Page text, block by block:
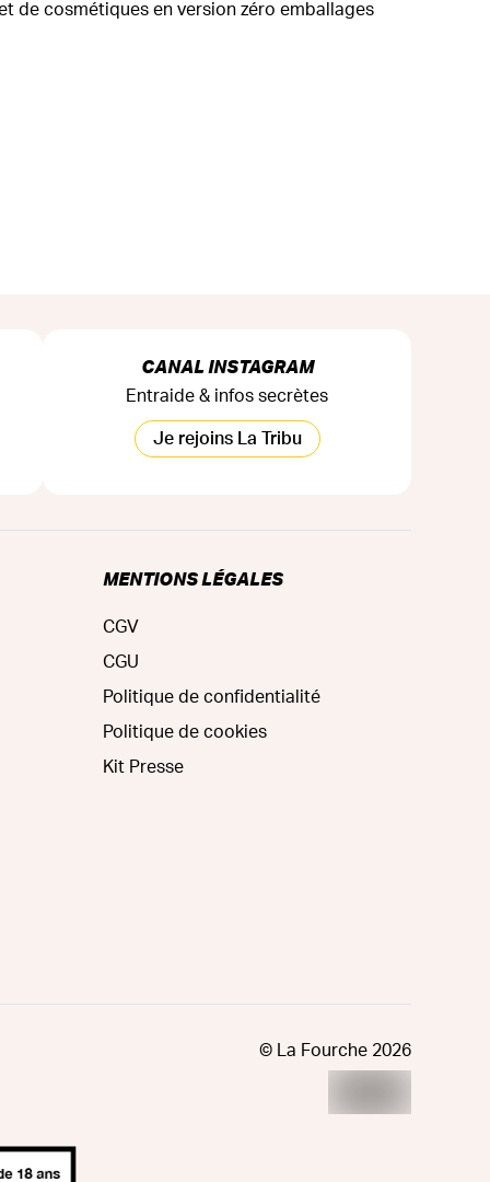
de cosmétiques en version zéro emballages
CANAL INSTAGRAM
Entraide & infos secrètes
Je rejoins La Tribu
MENTIONS LÉGALES
CGV
CGU
Politique de confidentialité
Politique de cookies
Kit Presse
© La Fourche 2026